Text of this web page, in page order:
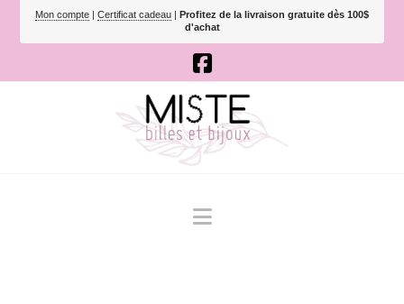
Mon compte | Certificat cadeau | Profitez de la livraison gratuite dès 100$
d'achat
Navigation